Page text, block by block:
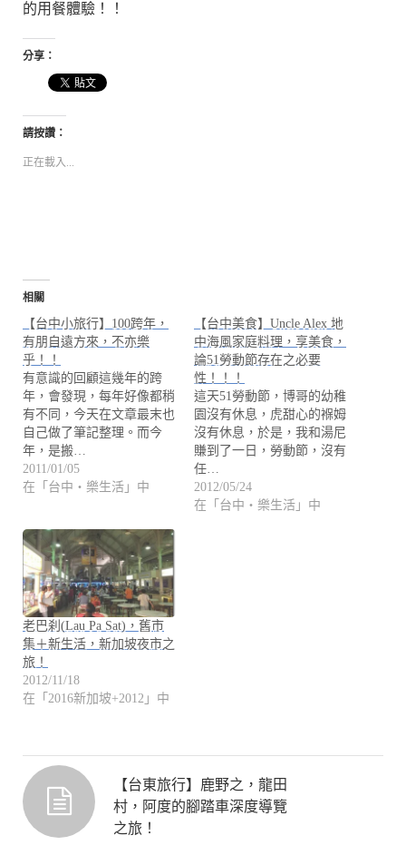
的用餐體驗！！
分享：
請按讚：
正在載入...
相關
【台中小旅行】100跨年，
有朋自遠方來，不亦樂
乎！！
有意識的回顧這幾年的跨
年，會發現，每年好像都稍
有不同，今天在文章最末也
自己做了筆記整理。而今
年，是搬…
2011/01/05
在「台中・樂生活」中
【台中美食】Uncle Alex 地
中海風家庭料理，享美食，
論51勞動節存在之必要
性！！！
這天51勞動節，博哥的幼稚
園沒有休息，虎甜心的褓姆
沒有休息，於是，我和湯尼
賺到了一日，勞動節，沒有
任…
2012/05/24
在「台中・樂生活」中
老巴刹(Lau Pa Sat)，舊市
集＋新生活，新加坡夜市之
旅！
2012/11/18
在「2016新加坡+2012」中
【台東旅行】鹿野之，龍田
村，阿度的腳踏車深度導覽
之旅！